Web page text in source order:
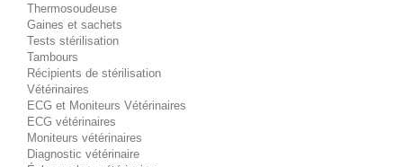
Thermosoudeuse
Gaines et sachets
Tests stérilisation
Tambours
Récipients de stérilisation
Vétérinaires
ECG et Moniteurs Vétérinaires
ECG vétérinaires
Moniteurs vétérinaires
Diagnostic vétérinaire